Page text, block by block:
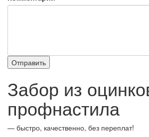
Забор из
профнастила
— быстро, качественно, без переплат!